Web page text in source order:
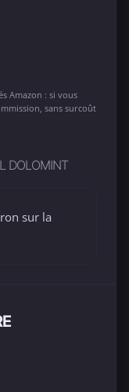
Amazon : si vous
sans surcoût
DOLOMINT
sur la